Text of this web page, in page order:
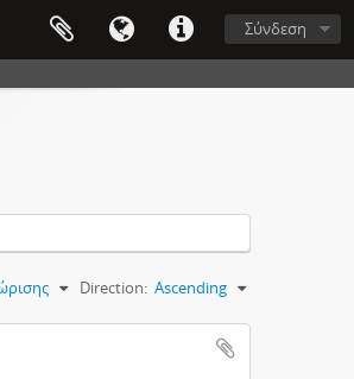
Σύνδεση
Direction: Ascending